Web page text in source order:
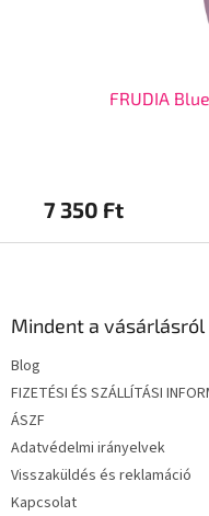
FRUDIA
7 350 Ft
Mindent a vásárlásról
Blog
FIZETÉSI ÉS SZÁLLÍTÁSI
ÁSZF
Adatvédelmi irányelvek
Visszaküldés és reklamáció
Kapcsolat